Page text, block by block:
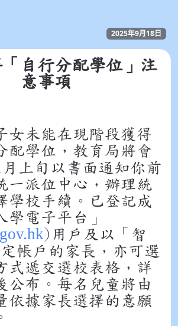
2025年9月18日
自行分配學位」注
意事項
女未能在現階段獲得
配學位，教育局將會
月上旬以書面通知你前
一派位中心，辦理統
學校手續。已登記成
學電子平台」
)用戶及以「智
帳戶的家長，亦可選
式遞交選校表格，詳
公布。每名兒童將由
依據家長選擇的意願